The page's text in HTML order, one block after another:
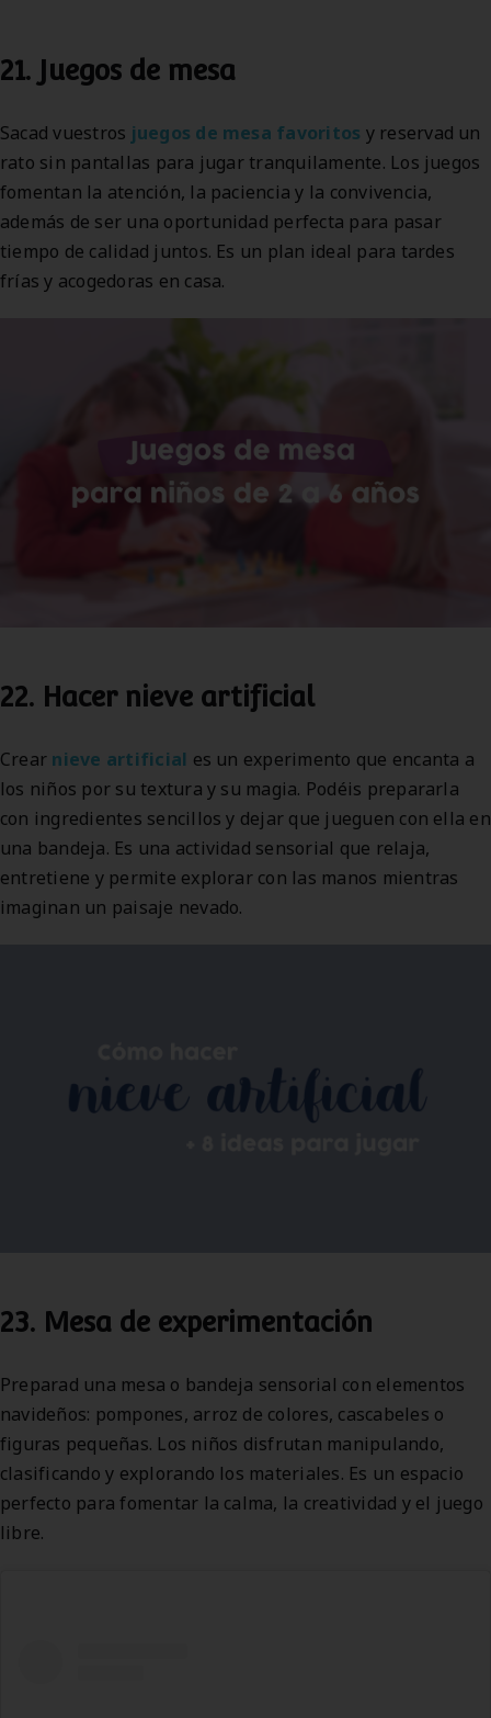
21. Juegos de mesa
Sacad vuestros juegos de mesa favoritos y reservad un
rato sin pantallas para jugar tranquilamente. Los juegos
fomentan la atención, la paciencia y la convivencia,
además de ser una oportunidad perfecta para pasar
tiempo de calidad juntos. Es un plan ideal para tardes
frías y acogedoras en casa.
22. Hacer nieve artificial
Crear nieve artificial es un experimento que encanta a
los niños por su textura y su magia. Podéis prepararla
con ingredientes sencillos y dejar que jueguen con ella en
una bandeja. Es una actividad sensorial que relaja,
entretiene y permite explorar con las manos mientras
imaginan un paisaje nevado.
23. Mesa de experimentación
Preparad una mesa o bandeja sensorial con elementos
navideños: pompones, arroz de colores, cascabeles o
figuras pequeñas. Los niños disfrutan manipulando,
clasificando y explorando los materiales. Es un espacio
perfecto para fomentar la calma, la creatividad y el juego
libre.